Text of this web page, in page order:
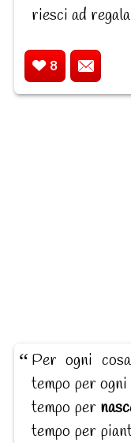
riesci ad
8
Per ogni
tempo per
tempo per
tempo per